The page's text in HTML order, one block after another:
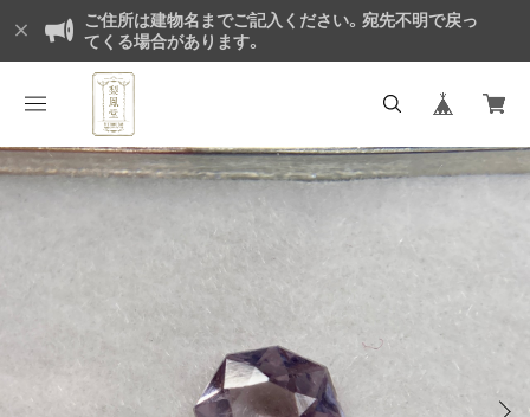
ご住所は建物名までご記入ください。宛先不明で戻っ
てくる場合があります。